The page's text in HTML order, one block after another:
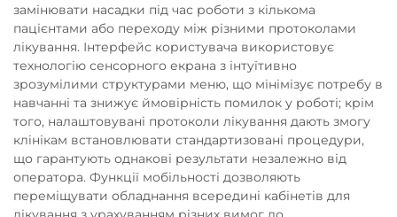
замінювати насадки під час роботи з кількома
пацієнтами або переходу між різними протоколами
лікування. Інтерфейс користувача використовує
технологію сенсорного екрана з інтуїтивно
зрозумілими структурами меню, що мінімізує потребу в
навчанні та знижує ймовірність помилок у роботі; крім
того, налаштовувані протоколи лікування дають змогу
клінікам встановлювати стандартизовані процедури,
що гарантують однакові результати незалежно від
оператора. Функції мобільності дозволяють
переміщувати обладнання всередині кабінетів для